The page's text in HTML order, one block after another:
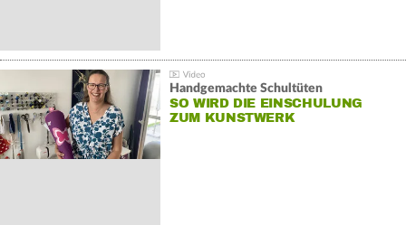
Handgemachte Schultüten
SO WIRD DIE EINSCHULUNG
ZUM KUNSTWERK